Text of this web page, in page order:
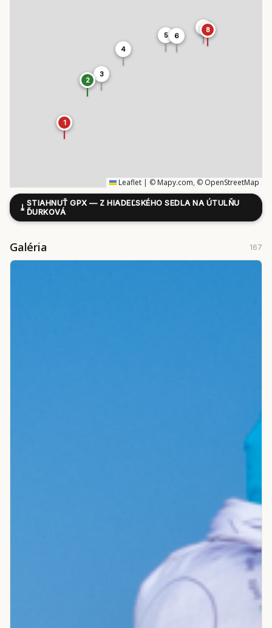
1
2
3
4
5 6
78
Leaflet | © Mapy.com, © OpenStreetMap
⤓ STIAHNUŤ GPX — Z HIADEĽSKÉHO SEDLA NA ÚTULŇU
ĎURKOVÁ
Galéria 167